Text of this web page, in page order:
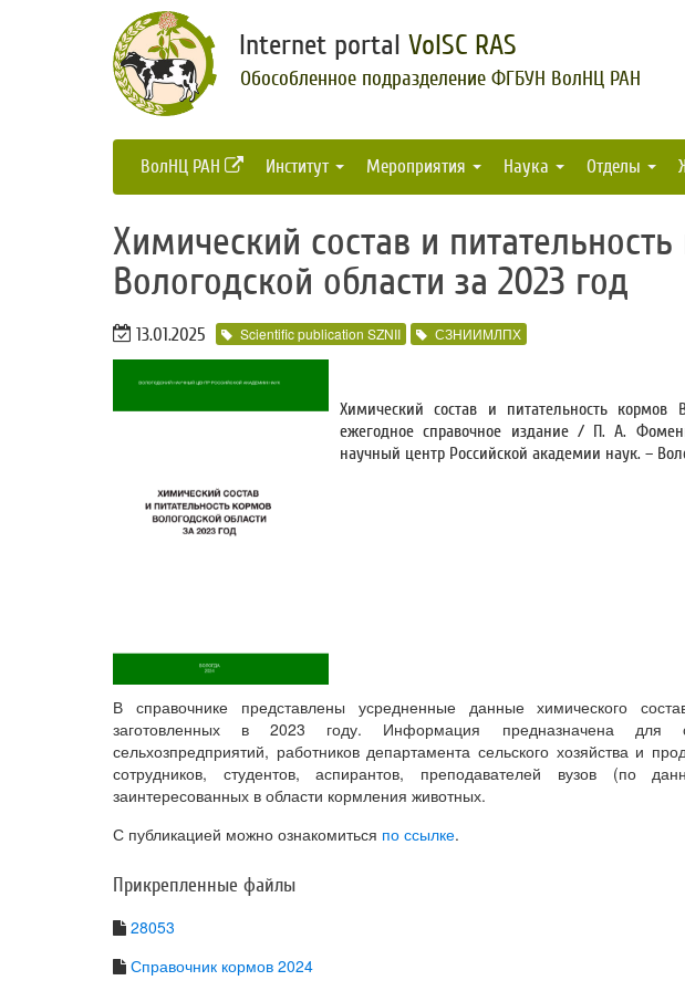
Internet portal VolSC RAS
Обособленное подразделение ФГБУН ВолНЦ РАН
ВолНЦ РАН Институт Мероприятия Наука Отделы
Химический состав и
Вологодской области за 2023 год
13.01.2025 Scientific publication SZNII СЗНИИМЛПХ
Химический состав и питательность кормов
ежегодное справочное издание / П. А.
научный центр Российской академии наук. –
В справочнике представлены усредненные данные химического
заготовленных в 2023 году. Информация предназначена для
сельхозпредприятий, работников департамента сельского хозяйства и
сотрудников, студентов, аспирантов, преподавателей вузов (по
заинтересованных в области кормления животных.
С публикацией можно ознакомиться по ссылке.
Прикрепленные файлы
28053
Справочник кормов 2024